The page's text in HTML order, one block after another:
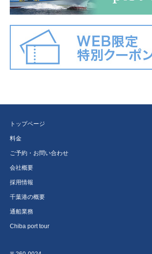
トップページ
料金
ご予約・お問い合わせ
会社概要
採用情報
千葉港の概要
通船業務
Chiba port tour